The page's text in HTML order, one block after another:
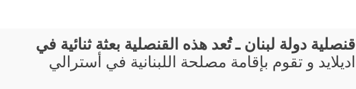
قنصلية دولة لبنان ـ تُعد هذه القنصلية بعثة ثنائية في
اديلايد و تقوم بإقامة مصلحة اللبنانية في أسترالي